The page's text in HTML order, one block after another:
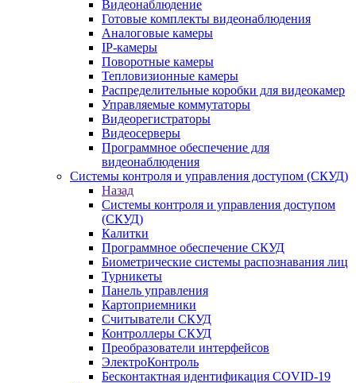
Видеонаблюдение
Готовые комплекты видеонаблюдения
Аналоговые камеры
IP-камеры
Поворотные камеры
Тепловизионные камеры
Распределительные коробки для видеокамер
Управляемые коммутаторы
Видеорегистраторы
Видеосерверы
Программное обеспечение для
видеонаблюдения
Системы контроля и управления доступом (СКУД)
Назад
Системы контроля и управления доступом
(СКУД)
Калитки
Программное обеспечение СКУД
Биометрические системы распознавания лиц
Турникеты
Панель управления
Картоприемники
Считыватели СКУД
Контроллеры СКУД
Преобразователи интерфейсов
ЭлектроКонтроль
Бесконтактная идентификация COVID-19